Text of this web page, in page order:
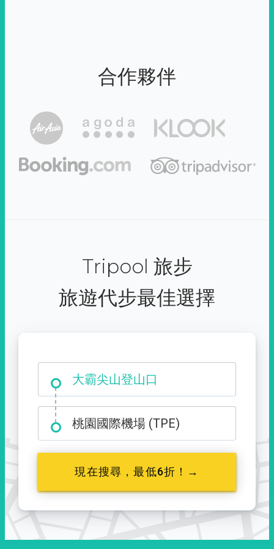
合作夥伴
Tripool 旅步
旅遊代步最佳選擇
大霸尖山登山口
桃園國際機場 (TPE)
現在搜尋，最低6折！→